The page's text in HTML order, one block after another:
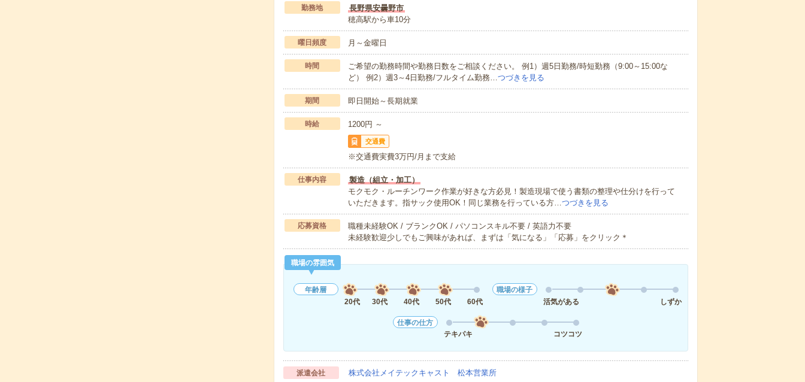
勤務地
長野県安曇野市
穂高駅から車10分
曜日頻度 月～金曜日
時間
ご希望の勤務時間や勤務日数をご相談ください。 例1）週5日勤務/時短勤務（9:00～15:00な
ど） 例2）週3～4日勤務/フルタイム勤務…つづきを見る
期間 即日開始～長期就業
時給 1200円 ～
交通費
※交通費実費3万円/月まで支給
仕事内容
製造（組立・加工）
モクモク・ルーチンワーク作業が好きな方必見！製造現場で使う書類の整理や仕分けを行って
いただきます。指サック使用OK！同じ業務を行っている方…つづきを見る
応募資格
職種未経験OK / ブランクOK / パソコンスキル不要 / 英語力不要
未経験歓迎少しでもご興味があれば、まずは「気になる」「応募」をクリック＊
職場の雰囲気
年齢層
20代
30代 40代 50代 60代
職場の様子
活気がある
しずか
仕事の仕方
テキパキ
コツコツ
派遣会社 株式会社メイテックキャスト 松本営業所